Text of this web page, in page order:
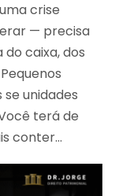
crise
— precisa
caixa, dos
unidades
terá de
conter…